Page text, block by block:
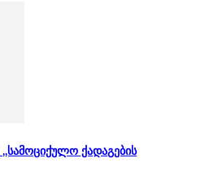
ქადაგების